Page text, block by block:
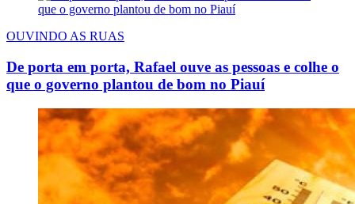
OUVINDO AS RUAS
De porta em porta, Rafael ouve as pessoas e colhe o
que o governo plantou de bom no Piauí